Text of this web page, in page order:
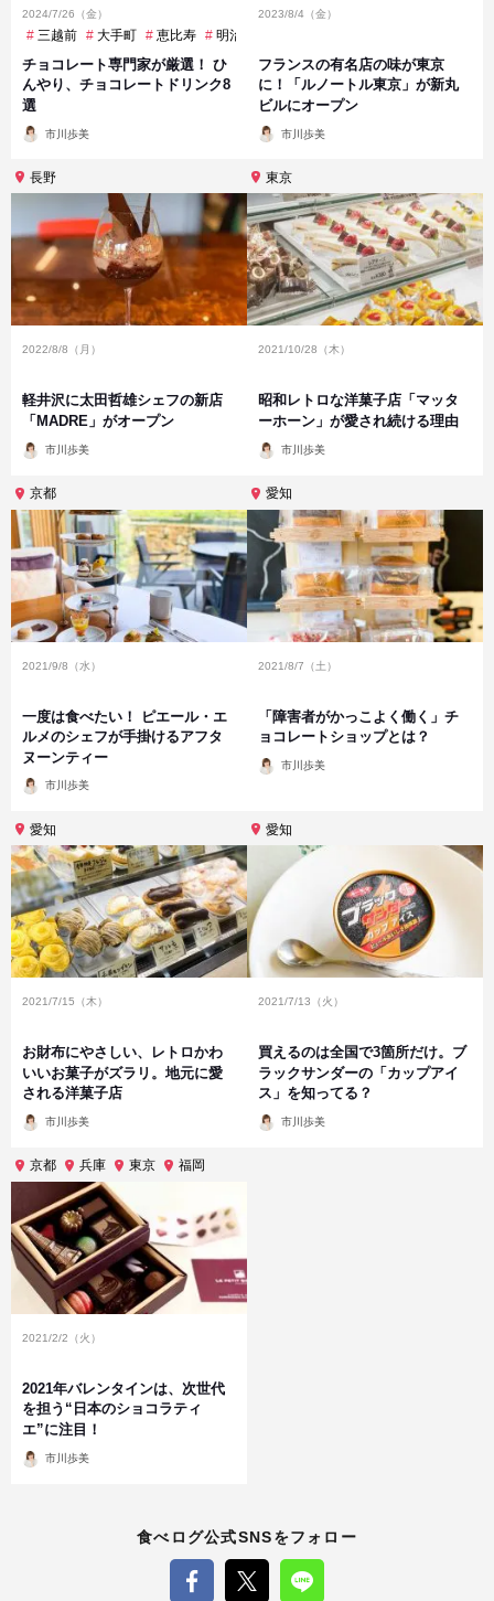
2024/7/26（金）
三越前 大手町 恵比寿 明治神宮前
チョコレート専門家が厳選！ ひ
んやり、チョコレートドリンク8
選
投
稿
市川歩美
2023/8/4（金）
フランスの有名店の味が東京
に！「ルノートル東京」が新丸
ビルにオープン
投
稿
市川歩美
長野
2022/8/8（月）
軽井沢に太田哲雄シェフの新店
「MADRE」がオープン
投
稿
市川歩美
東京
2021/10/28（木）
昭和レトロな洋菓子店「マッタ
ーホーン」が愛され続ける理由
投
稿
市川歩美
京都
2021/9/8（水）
一度は食べたい！ ピエール・エ
ルメのシェフが手掛けるアフタ
ヌーンティー
投
稿
市川歩美
愛知
2021/8/7（土）
「障害者がかっこよく働く」チ
ョコレートショップとは？
投
稿
市川歩美
愛知
2021/7/15（木）
お財布にやさしい、レトロかわ
いいお菓子がズラリ。地元に愛
される洋菓子店
投
稿
市川歩美
愛知
2021/7/13（火）
買えるのは全国で3箇所だけ。ブ
ラックサンダーの「カップアイ
ス」を知ってる？
投
稿
市川歩美
京都 兵庫 東京 福岡
2021/2/2（火）
2021年バレンタインは、次世代
を担う“日本のショコラティ
エ”に注目！
投
稿
市川歩美
食べログ公式SNSをフォロー